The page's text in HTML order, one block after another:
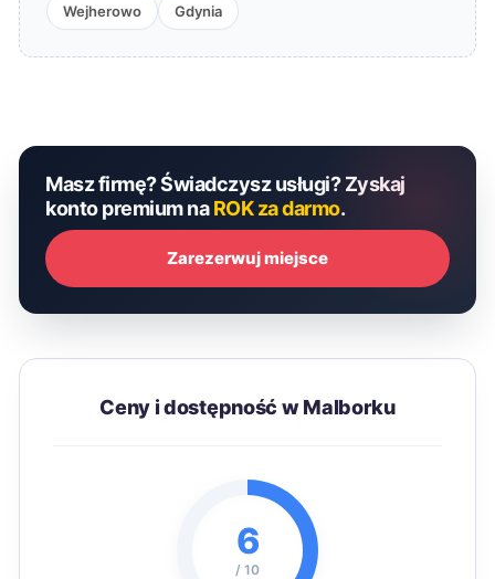
Wejherowo Gdynia
Masz firmę? Świadczysz usługi? Zyskaj
konto premium naROK za darmo.
Zarezerwuj miejsce
Ceny i dostępność w Malborku
6
/ 10